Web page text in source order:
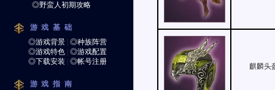
◎野蛮人初期攻略
游戏基础
◎游戏背景 |◎种族阵营
◎游戏特色 |◎游戏配置
◎下载安装
|◎帐号注册
游戏指南
麒麟头